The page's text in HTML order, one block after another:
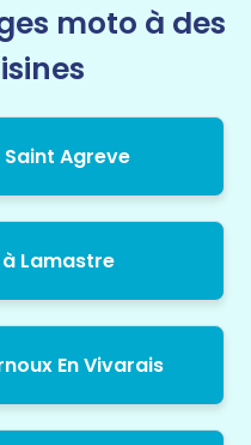
moto à des
Agreve
Lamastre
En Vivarais